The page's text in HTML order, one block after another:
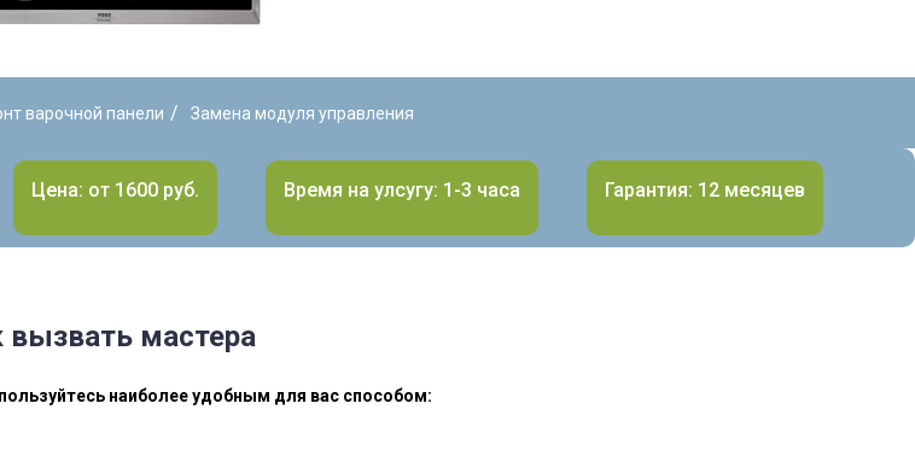
варочной панели / Замена модуля управления
Цена: от 1600 руб. Время на улсугу: 1-3 часа Гарантия: 12 месяцев
вызвать мастера
наиболее удобным для вас способом: